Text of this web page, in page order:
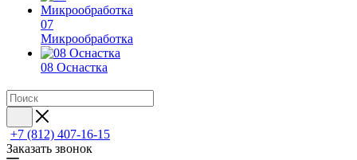
07
Микрообработка
08 Оснастка
+7 (812) 407-16-15
Заказать звонок